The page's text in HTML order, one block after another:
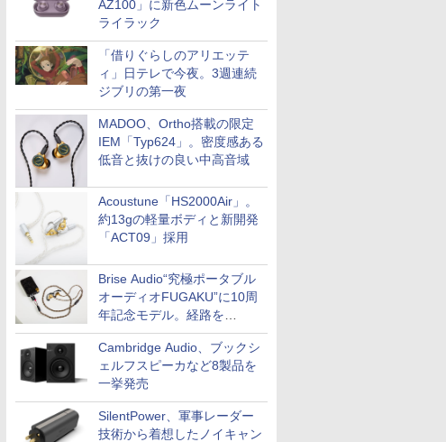
AZ100」に新色ムーンライト
ライラック
「借りぐらしのアリエッテ
ィ」日テレで今夜。3週連続
ジブリの第一夜
MADOO、Ortho搭載の限定
IEM「Typ624」。密度感ある
低音と抜けの良い中高音域
Acoustune「HS2000Air」。
約13gの軽量ボディと新開発
「ACT09」採用
Brise Audio“究極ポータブル
オーディオFUGAKU”に10周
年記念モデル。経路を
NISHIKIで統一。400万円
Cambridge Audio、ブックシ
ェルフスピーカなど8製品を
一挙発売
SilentPower、軍事レーダー
技術から着想したノイキャン